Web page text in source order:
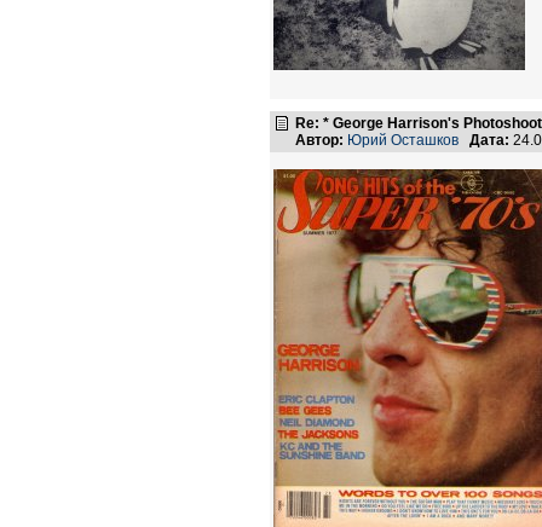
Re: * George Harrison's
Автор: Юрий Осташков Дата: